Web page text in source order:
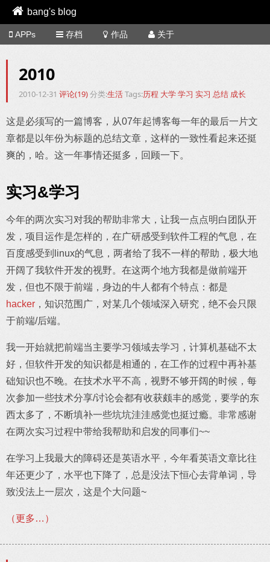
bang's blog
APPs 存档 作品 关于
2010
2010-12-31 评论(19)分类:生活Tags:历程 大学学习 实习 总结 成长
这是必须写的一篇博客，从07年起博客每一年的最后一片文
章都是以年份为标题的总结文章，这样的一致性看起来还挺
爽的，哈。这一年事情还挺多，回顾一下。
实习&学习
今年的两次实习对我的帮助非常大，让我一点点明白团队开
发，项目运作是怎样的，在广研感受到软件工程的气息，在
百度感受到linux的气息，两者给了我不一样的帮助，极大地
开阔了我软件开发的视野。在这两个地方我都是做前端开
发，但也不限于前端，身边的牛人都有个特点：都是
hacker ，知识范围广，对某几个领域深入研究，绝不会只限
于前端/后端。
我一开始就把前端当主要学习领域去学习，计算机基础不太
好，但软件开发的知识都是相通的，在工作的过程中再补基
础知识也不晚。在技术水平不高，视野不够开阔的时候，每
次参加一些技术分享/讨论会都有收获颇丰的感觉，要学的东
西太多了，不断填补一些坑坑洼洼感觉也挺过瘾。非常感谢
在两次实习过程中带给我帮助和启发的同事们~~
在学习上我最大的障碍还是英语水平，今年看英语文章比往
年还更少了，水平也下降了，总是没法下恒心去背单词，导
致没法上一层次，这是个大问题~
（更多…）